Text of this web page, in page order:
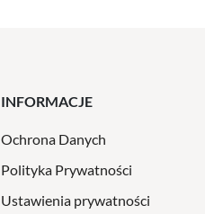
INFORMACJE
Ochrona Danych
Polityka Prywatności
Ustawienia prywatności